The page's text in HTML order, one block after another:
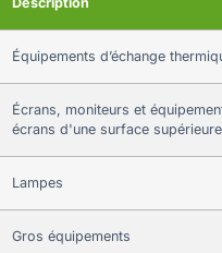
Équipements d’échange
Écrans, moniteurs et
écrans d'une surface
Lampes
Gros équipements